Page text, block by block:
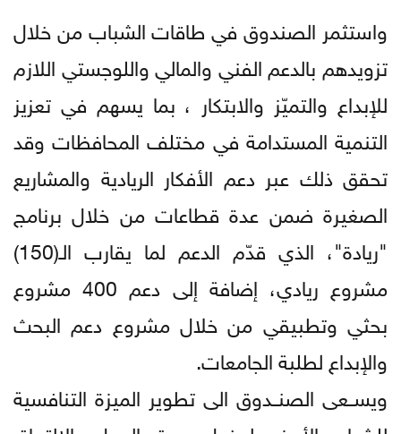
واستثمر الصندوق في طاقات الشباب من خلال
تزويدهم بالدعم الفني والمالي واللوجستي اللازم
للإبداع والتميّز والابتكار ، بما يسهم في تعزيز
التنمية المستدامة في مختلف المحافظات وقد
تحقق ذلك عبر دعم الأفكار الريادية والمشاريع
الصغيرة ضمن عدة قطاعات من خلال برنامج
"ريادة"، الذي قدّم الدعم لما يقارب الـ(150)
مشروع ريادي، إضافة إلى دعم 400 مشروع
بحثي وتطبيقي من خلال مشروع دعم البحث
والإبداع لطلبة الجامعات.
ويســعى الصنــدوق الى تطوير الميزة التنافسية